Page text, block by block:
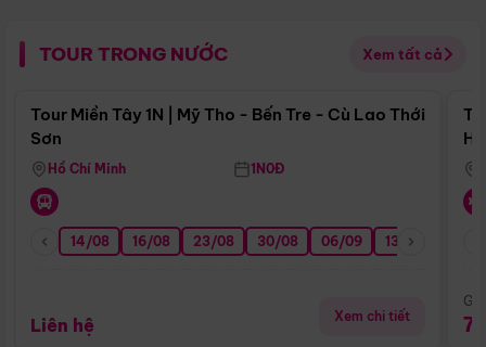
TOUR TRONG NƯỚC Xem tất cả
Điểm nổi bật
Tour Miền Tây 1N | Mỹ Tho - Bến Tre - Cù Lao Thới
Sơn
Hồ Chí Minh 1N0Đ
14/08 16/08 23/08 30/08 06/09 13/09
Liên hệ Xem chi tiết